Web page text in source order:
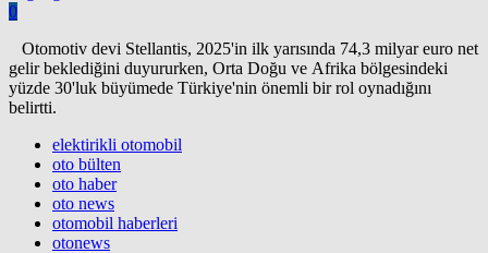
0
Otomotiv devi Stellantis, 2025'in ilk yarısında 74,3 milyar euro net
gelir beklediğini duyururken, Orta Doğu ve Afrika bölgesindeki
yüzde 30'luk büyümede Türkiye'nin önemli bir rol oynadığını
belirtti.
elektirikli otomobil
oto bülten
oto haber
oto news
otomobil haberleri
otonews